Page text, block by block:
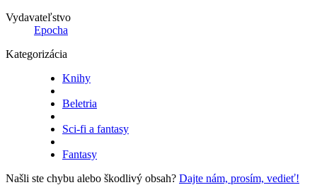
Vydavateľstvo
Epocha
Kategorizácia
Knihy
Beletria
Sci-fi a fantasy
Fantasy
Našli ste chybu alebo škodlivý obsah? Dajte nám, prosím, vedieť!